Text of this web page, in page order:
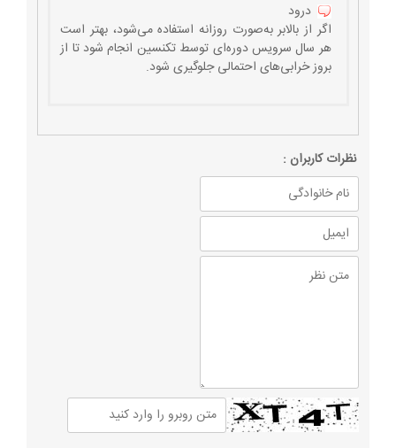
درود
اگر از بالابر به‌صورت روزانه استفاده می‌شود، بهتر است
هر سال سرویس دوره‌ای توسط تکنسین انجام شود تا از
بروز خرابی‌های احتمالی جلوگیری شود.
نظرات كاربران :